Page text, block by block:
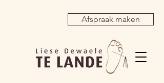
Afspraak maken